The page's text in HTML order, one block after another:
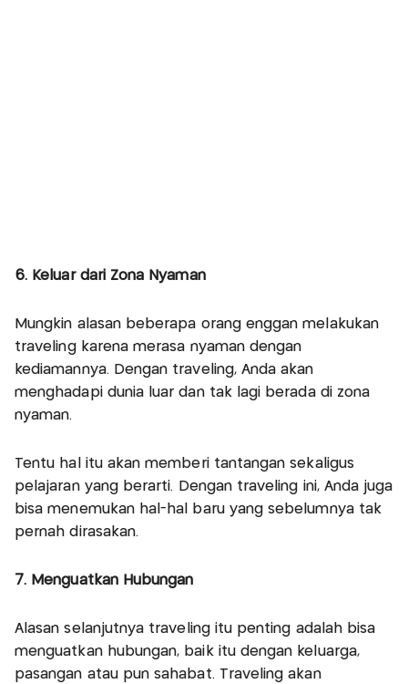
6. Keluar dari Zona Nyaman
Mungkin alasan beberapa orang enggan melakukan
traveling karena merasa nyaman dengan
kediamannya. Dengan traveling, Anda akan
menghadapi dunia luar dan tak lagi berada di zona
nyaman.
Tentu hal itu akan memberi tantangan sekaligus
pelajaran yang berarti. Dengan traveling ini, Anda juga
bisa menemukan hal-hal baru yang sebelumnya tak
pernah dirasakan.
7. Menguatkan Hubungan
Alasan selanjutnya traveling itu penting adalah bisa
menguatkan hubungan, baik itu dengan keluarga,
pasangan atau pun sahabat. Traveling akan